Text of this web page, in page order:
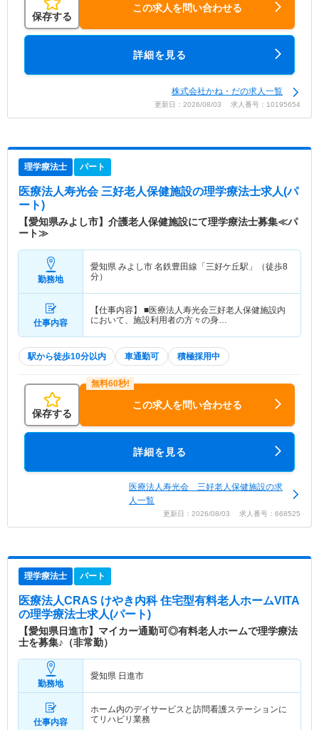
保存する
この求人を問い合わせる
詳細を見る
株式会社かね・だの求人一覧
更新日：2026/08/03 求人番号：10195654
理学療法士 パート
医療法人寿光会 三好老人保健施設の理学療法士求人(パ
ート)
【愛知県みよし市】介護老人保健施設にて理学療法士募集≪パ
ート≫
勤務地
愛知県 みよし市 名鉄豊田線「三好ケ丘駅」（徒歩8
分）
仕事内容
【仕事内容】 ■医療法人寿光会三好老人保健施設内
において、施設利用者の方々の身…
駅から徒歩10分以内 車通勤可 積極採用中
保存する
この求人を問い合わせる
詳細を見る
医療法人寿光会 三好老人保健施設の求
人一覧
更新日：2026/08/03 求人番号：668525
理学療法士 パート
医療法人CRAS けやき内科 住宅型有料老人ホームVITA
の理学療法士求人(パート)
【愛知県日進市】マイカー通勤可◎有料老人ホームで理学療法
士を募集♪（非常勤）
勤務地
愛知県 日進市
仕事内容
ホーム内のデイサービスと訪問看護ステーションに
てリハビリ業務